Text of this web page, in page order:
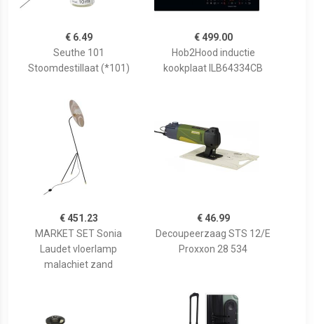
€ 6.49
Seuthe 101
Stoomdestillaat (*101)
€ 499.00
Hob2Hood inductie
kookplaat ILB64334CB
€ 451.23
MARKET SET Sonia
Laudet vloerlamp
malachiet zand
€ 46.99
Decoupeerzaag STS 12/E
Proxxon 28 534